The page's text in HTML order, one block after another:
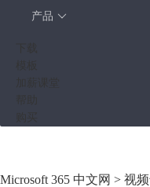
产品
Microsoft 365 中文网 > 视